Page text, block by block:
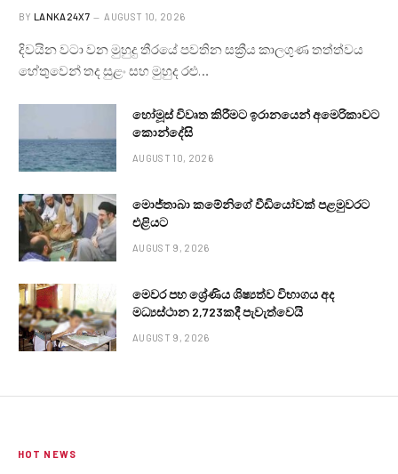
BY LANKA24X7 AUGUST 10, 2026
දිවයින වටා වන මුහුදු තීරයේ පවතින සක්‍රීය කාලගුණ තත්ත්වය
හේතුවෙන් තද සුළං සහ මුහුද රළු…
හෝමූස් විවෘත කිරීමට ඉරානයෙන් අමෙරිකාවට
කොන්දේසි
AUGUST 10, 2026
මොජ්තාබා කමේනිගේ වීඩියෝවක් පළමුවරට
එළියට
AUGUST 9, 2026
මෙවර පහ ශ්‍රේණිය ශිෂ්‍යත්ව විභාගය අද
මධ්‍යස්ථාන 2,723කදී පැවැත්වෙයි
AUGUST 9, 2026
HOT NEWS